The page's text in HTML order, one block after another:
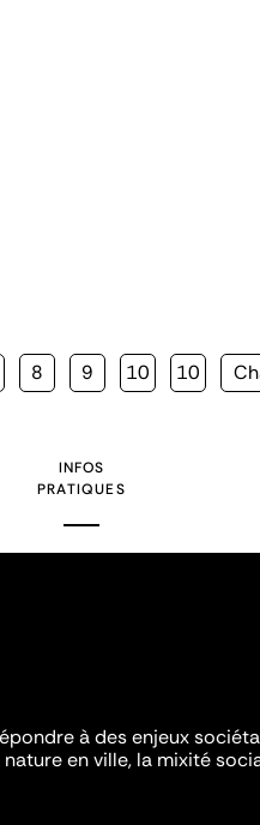
Page
8 Page
9 Page
10 Page
10
INFOS
PRATIQUES
à des enjeux
en ville, la mixité